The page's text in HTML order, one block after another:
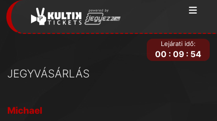
JEGYVÁSÁRLÁS
Lejárati idő:
00 : 09 : 54
Michael